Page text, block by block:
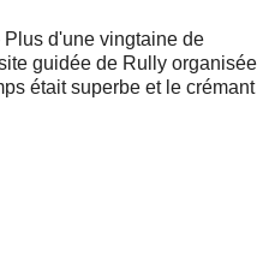
d'une vingtaine de
guidée de Rully organisée
était superbe et le crémant